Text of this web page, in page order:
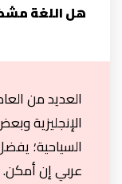
هل اللغة
العديد من
الإنجليزية
السياحية؛
عربي إن أمكن.